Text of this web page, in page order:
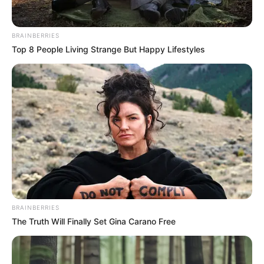
a prejuzgar, pero en cuanto a las medidas que se
tomarían son las sanciones más extremas que se puedan
dar” con el fin de evitar que se vuelva a presentar este
hecho.
BRAINBERRIES
Top 8 People Living Strange But Happy Lifestyles
BRAINBERRIES
The Truth Will Finally Set Gina Carano Free